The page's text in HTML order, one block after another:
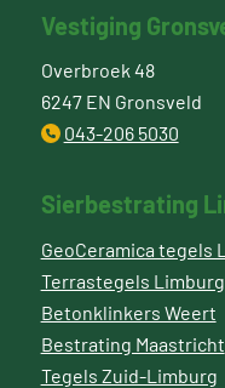
Vestiging
Overbroek 48
6247 EN Gronsveld
043-206 5030
Sierbestrating
GeoCeramica tegels
Terrastegels Limburg
Betonklinkers Weert
Bestrating Maastricht
Tegels Zuid-Limburg